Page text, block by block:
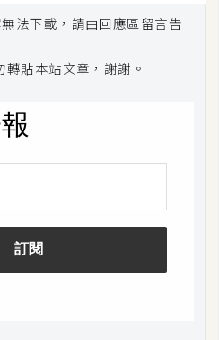
法下載，請由回應區留言告
轉貼本站文章，謝謝。